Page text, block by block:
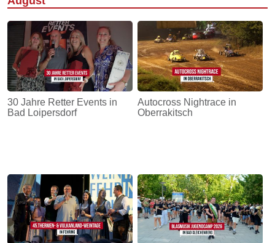
30 Jahre Retter Events in
Bad Loipersdorf
Autocross Nightrace in
Oberrakitsch